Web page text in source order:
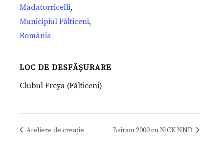
Madatorricelli,
Municipiul Fălticeni,
România
LOC DE DESFĂȘURARE
Clubul Freya (Fălticeni)
Ateliere de creație Bairam 2000 cu NiCK NND